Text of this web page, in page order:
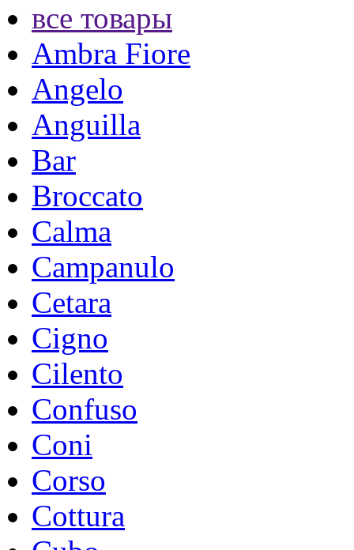
все товары
Ambra Fiore
Angelo
Anguilla
Bar
Broccato
Calma
Campanulo
Cetara
Cigno
Cilento
Confuso
Coni
Corso
Cottura